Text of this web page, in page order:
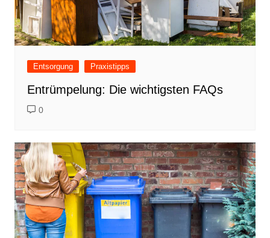
Entsorgung Praxistipps
Entrümpelung: Die wichtigsten FAQs
0